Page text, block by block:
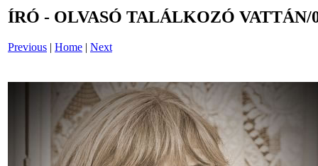
ÍRÓ - OLVASÓ TALÁLKOZÓ VATTÁN/
Previous | Home | Next